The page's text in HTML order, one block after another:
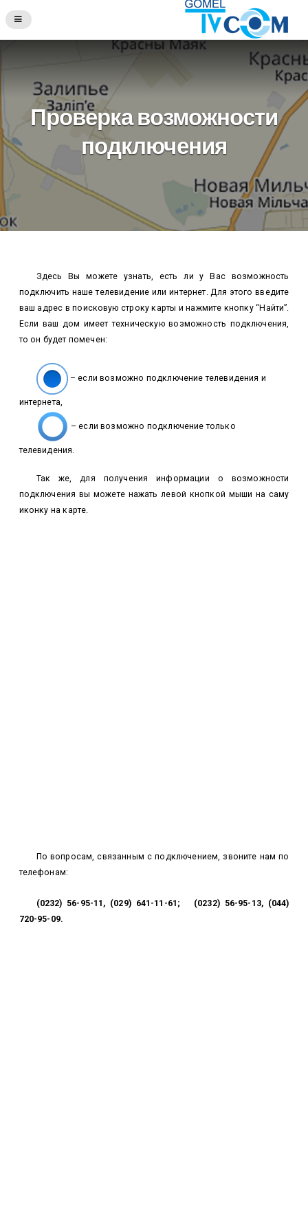
Проверка возможности
подключения
Здесь Вы можете узнать, есть ли у Вас возможность
подключить наше телевидение или интернет. Для этого введите
ваш адрес в поисковую строку карты и нажмите кнопку “Найти”.
Если ваш дом имеет техническую возможность подключения,
то он будет помечен:
– если возможно подключение телевидения и
интернета,
– если возможно подключение только
телевидения.
Так же, для получения информации о возможности
подключения вы можете нажать левой кнопкой мыши на саму
иконку на карте.
По вопросам, связанным с подключением, звоните нам по
телефонам:
(0232) 56-95-11, (029) 641-11-61; (0232) 56-95-13, (044)
720-95-09.